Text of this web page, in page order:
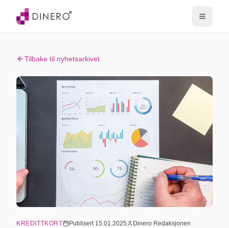
Tilbake til nyhetsarkivet
KREDITTKORT Publisert 15.01.2025 Dinero Redaksjonen